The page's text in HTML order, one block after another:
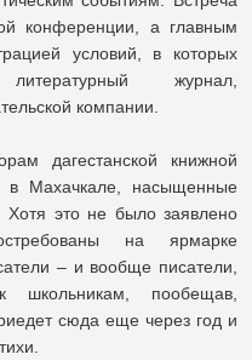
конференции, а главным
условий, в которых
журнал,
компании.
дагестанской книжной
в Махачкале, насыщенные
Хотя это не было заявлено
на ярмарке
– и вообще писатели,
пообещав,
сюда еще через год и